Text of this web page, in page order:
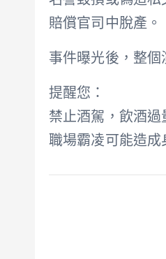
賠償官司中脫產。
事件曝光後，整個
提醒您：
禁止酒駕，飲酒過
職場霸凌可能造成